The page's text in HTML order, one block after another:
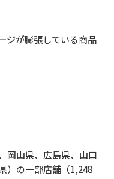
ジが膨張している商品
岡山県、広島県、山口
）の一部店舗（1,248